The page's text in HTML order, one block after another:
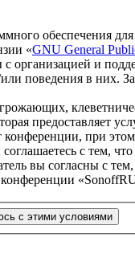
обеспечения
«GNU General
организацией и
поведения в
предоставляет
при
с тем,
вы согласны с